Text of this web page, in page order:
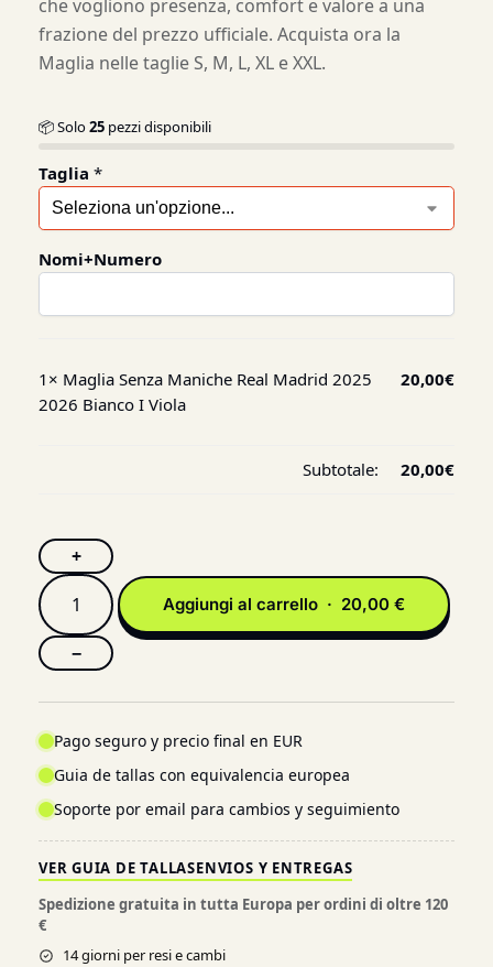
che vogliono presenza, comfort e valore a una
frazione del prezzo ufficiale. Acquista ora la
Maglia nelle taglie S, M, L, XL e XXL.
📦 Solo25 pezzi disponibili
Taglia *
Nomi+Numero
1× Maglia Senza Maniche Real Madrid 2025
2026 Bianco I Viola
20,00€
Subtotale: 20,00€
+
−
Aggiungi al carrello · 20,00 €
Pago seguro y precio final en EUR
Guia de tallas con equivalencia europea
Soporte por email para cambios y seguimiento
VER GUIA DE TALLASENVIOS Y ENTREGAS
Spedizione gratuita in tutta Europa per ordini di oltre 120
€
14 giorni per resi e cambi